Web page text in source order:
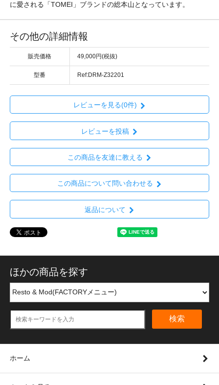
に愛される「TOMEI」ブランドの総本山となっています。
その他の詳細情報
販売価格 49,000円(税抜)
型番 Ref:DRM-Z32201
レビューを見る(0件)
レビューを投稿
この商品を友達に教える
この商品について問い合わせる
返品について
ほかの商品を探す
検索
ホーム